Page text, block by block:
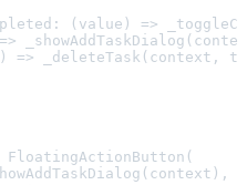
(value) =>
=> _deleteTask(context,